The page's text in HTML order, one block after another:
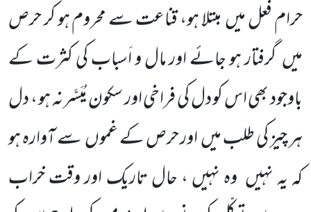
حرام فعل میںمبتلا ہو، قناعت سے محروم ہو کر حرص
میںگرفتار ہو جائے اور مال و اَسباب کی کثرت کے
باوجود بھی اس کو دل کی فراخی اورسکون مُیَسَّر نہ ہو ، دل
ہر چیز کی طلب میںاور حرص کے غموںسے آوارہ ہو
کہ یہ نہیں وہ نہیں ، حال تاریک اور وقت خراب